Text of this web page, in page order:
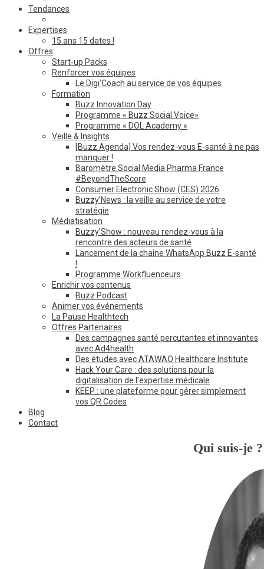
Tendances
Expertises
15 ans 15 dates !
Offres
Start-up Packs
Renforcer vos équipes
Le Digi’Coach au service de vos équipes
Formation
Buzz Innovation Day
Programme « Buzz Social Voice»
Programme « DOL Academy »
Veille & Insights
[Buzz Agenda] Vos rendez-vous E-santé à ne pas
manquer !
Baromètre Social Media Pharma France
#BeyondTheScore
Consumer Electronic Show (CES) 2026
Buzzy’News : la veille au service de votre
stratégie
Médiatisation
Buzzy’Show : nouveau rendez-vous à la
rencontre des acteurs de santé
Lancement de la chaîne WhatsApp Buzz E-santé
!
Programme Workfluenceurs
Enrichir vos contenus
Buzz Podcast
Animer vos événements
La Pause Healthtech
Offres Partenaires
Des campagnes santé percutantes et innovantes
avec Ad4health
Des études avec ATAWAO Healthcare Institute
Hack Your Care : des solutions pour la
digitalisation de l’expertise médicale
KEEP : une plateforme pour gérer simplement
vos QR Codes
Blog
Contact
Qui suis-je ?